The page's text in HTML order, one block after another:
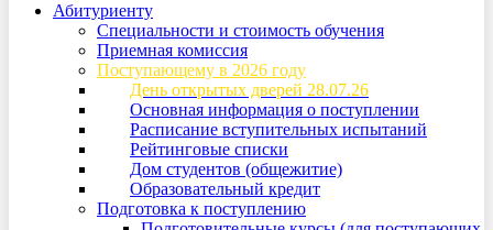
Абитуриенту
Специальности и стоимость обучения
Приемная комиссия
Поступающему в 2026 году
День открытых дверей 28.07.26
Основная информация о поступлении
Расписание вступительных испытаний
Рейтинговые списки
Дом студентов (общежитие)
Образовательный кредит
Подготовка к поступлению